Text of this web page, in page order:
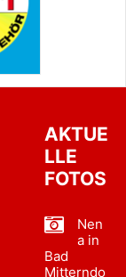
AKTUE
LLE
FOTOS
Nen
a in
Bad
Mitterndo